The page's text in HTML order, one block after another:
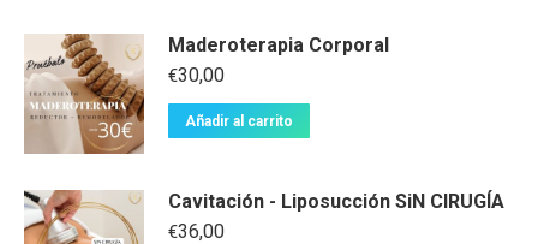
Maderoterapia Corporal
€30,00
Añadir al carrito
Cavitación - Liposucción SiN CIRUGÍA
€36,00